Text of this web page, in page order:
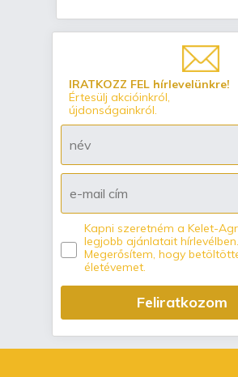
IRATKOZZ FEL hírlevelünkre!
Értesülj akcióinkról,
újdonságainkról.
Kapni szeretném a Kelet-
legjobb ajánlatait hírlevélben.
Megerősítem, hogy
életévemet.
Feliratkozom